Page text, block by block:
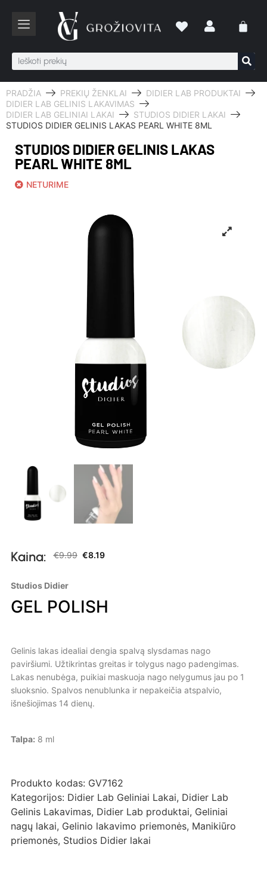
PRADŽIA PREKIŲ ŽENKLAI
DIDIER LAB PRODUKTAI
DIDIER LAB GELINIS LAKAVIMAS
DIDIER LAB GELINIAI LAKAI
STUDIOS DIDIER LAKAI
STUDIOS DIDIER GELINIS LAKAS PEARL WHITE 8ML
STUDIOS DIDIER GELINIS LAKAS
PEARL WHITE 8ML
NETURIME
Kaina: €9.99 €8.19
Studios Didier
GEL POLISH
Gelinis lakas idealiai dengia spalvą slysdamas nago
paviršiumi. Užtikrintas greitas ir tolygus nago padengimas.
Lakas nenubėga, puikiai maskuoja nago nelygumus jau po 1
sluoksnio. Spalvos nenublunka ir nepakeičia atspalvio,
išnešiojimas 14 dienų.
Talpa: 8 ml
Produkto kodas: GV7162
Kategorijos: Didier Lab Geliniai Lakai, Didier Lab
Gelinis Lakavimas, Didier Lab produktai, Geliniai
nagų lakai, Gelinio lakavimo priemonės, Manikiūro
priemonės, Studios Didier lakai